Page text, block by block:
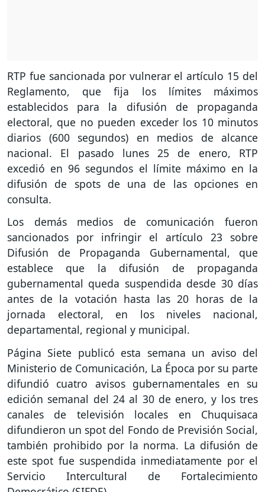
RTP fue sancionada por vulnerar el artículo 15 del
Reglamento, que fija los límites máximos
establecidos para la difusión de propaganda
electoral, que no pueden exceder los 10 minutos
diarios (600 segundos) en medios de alcance
nacional. El pasado lunes 25 de enero, RTP
excedió en 96 segundos el límite máximo en la
difusión de spots de una de las opciones en
consulta.
Los demás medios de comunicación fueron
sancionados por infringir el artículo 23 sobre
Difusión de Propaganda Gubernamental, que
establece que la difusión de propaganda
gubernamental queda suspendida desde 30 días
antes de la votación hasta las 20 horas de la
jornada electoral, en los niveles nacional,
departamental, regional y municipal.
Página Siete publicó esta semana un aviso del
Ministerio de Comunicación, La Época por su parte
difundió cuatro avisos gubernamentales en su
edición semanal del 24 al 30 de enero, y los tres
canales de televisión locales en Chuquisaca
difundieron un spot del Fondo de Previsión Social,
también prohibido por la norma. La difusión de
este spot fue suspendida inmediatamente por el
Servicio Intercultural de Fortalecimiento